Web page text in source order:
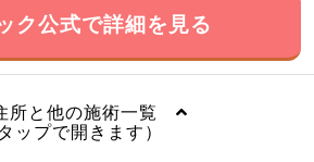
ク公式で詳細を見る
所と他の施術一覧
タップで開きます）